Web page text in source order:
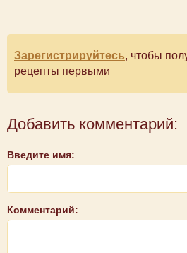
Зарегистрируйтесь, чтобы
рецепты первыми
Добавить комментарий:
Введите имя:
Комментарий: